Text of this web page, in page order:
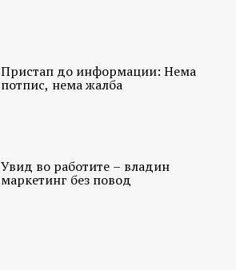
Пристап до информации: Нема
потпис, нема жалба
Увид во работите – владин
маркетинг без повод